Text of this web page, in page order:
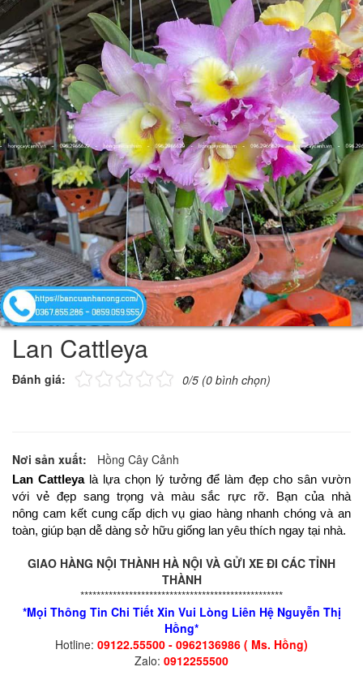
Lan Cattleya
Đánh giá: 0/5 (0 bình chọn)
Nơi sản xuất: Hồng Cây Cảnh
Lan Cattleyalà lựa chọn lý tưởng để làm đẹp cho sân vườn
với vẻ đẹp sang trọng và màu sắc rực rỡ. Bạn của nhà
nông cam kết cung cấp dịch vụ giao hàng nhanh chóng và an
toàn, giúp bạn dễ dàng sở hữu giống lan yêu thích ngay tại nhà.
GIAO HÀNG NỘI THÀNH HÀ NỘI VÀ GỬI XE ĐI CÁC TỈNH
THÀNH
**************************************************
*Mọi Thông Tin Chi Tiết Xin Vui Lòng Liên Hệ Nguyễn Thị
Hồng*
Hotline: 09122.55500 - 0962136986 ( Ms. Hồng)
Zalo: 0912255500